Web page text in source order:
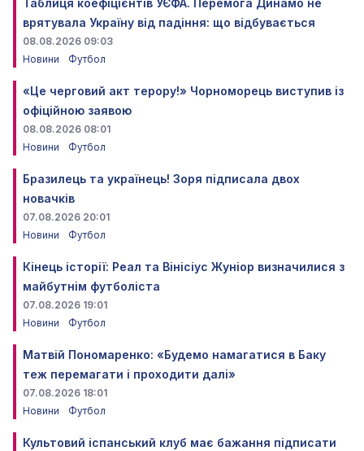
Таблиця коефіцієнтів УЄФА. Перемога Динамо не
врятувала Україну від падіння: що відбувається
08.08.2026 09:03
Новини
Футбол
«Це черговий акт терору!» Чорноморець виступив із
офіційною заявою
08.08.2026 08:01
Новини
Футбол
Бразилець та українець! Зоря підписала двох
новачків
07.08.2026 20:01
Новини
Футбол
Кінець історії: Реал та Вінісіус Жуніор визначилися з
майбутнім футболіста
07.08.2026 19:01
Новини
Футбол
Матвій Пономаренко: «Будемо намагатися в Баку
теж перемагати і проходити далі»
07.08.2026 18:01
Новини
Футбол
Культовий іспанський клуб має бажання підписати